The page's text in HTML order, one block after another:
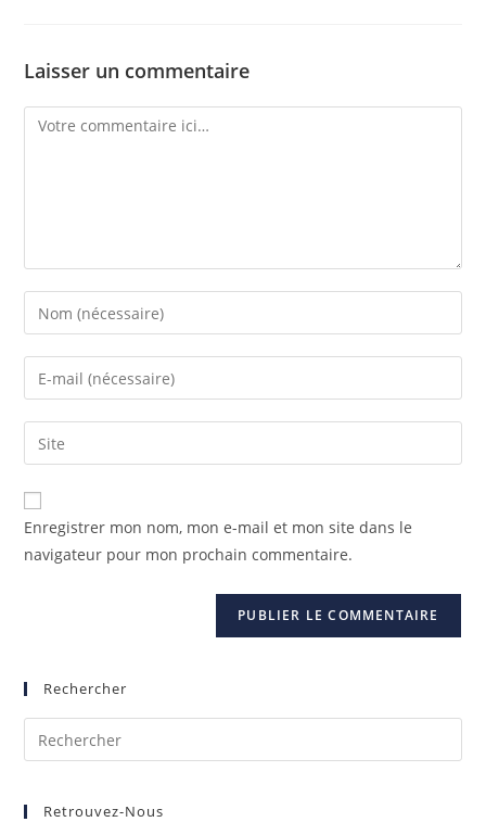
Laisser un commentaire
Enregistrer mon nom, mon e-mail et mon site dans le
navigateur pour mon prochain commentaire.
Rechercher
Retrouvez-Nous